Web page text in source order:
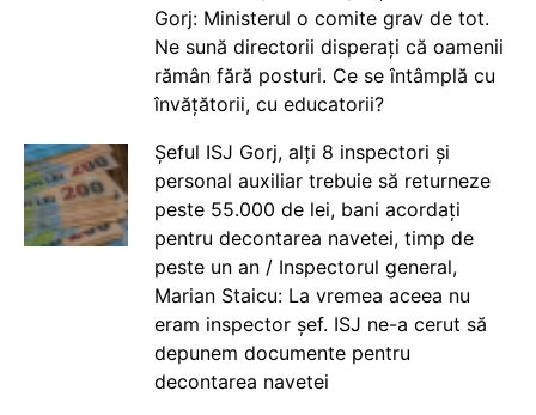
Gorj: Ministerul o comite grav de tot.
Ne sună directorii disperați că oamenii
rămân fără posturi. Ce se întâmplă cu
învățătorii, cu educatorii?
Șeful ISJ Gorj, alți 8 inspectori și
personal auxiliar trebuie să returneze
peste 55.000 de lei, bani acordați
pentru decontarea navetei, timp de
peste un an / Inspectorul general,
Marian Staicu: La vremea aceea nu
eram inspector șef. ISJ ne-a cerut să
depunem documente pentru
decontarea navetei